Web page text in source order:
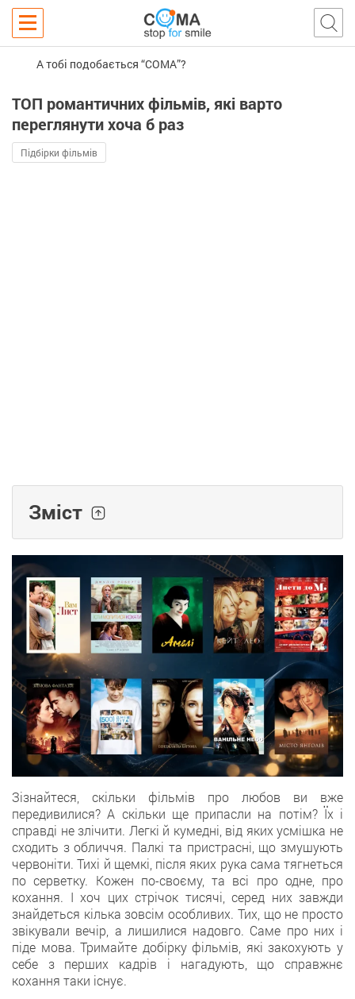
А тобі подобається “COMA”?
ТОП романтичних фільмів, які варто
переглянути хоча б раз
Підбірки фільмів
Зміст
Зізнайтеся, скільки фільмів про любов ви вже
передивилися? А скільки ще припасли на потім? Їх і
справді не злічити. Легкі й кумедні, від яких усмішка не
сходить з обличчя. Палкі та пристрасні, що змушують
червоніти. Тихі й щемкі, після яких рука сама тягнеться
по серветку. Кожен по-своєму, та всі про одне, про
кохання. І хоч цих стрічок тисячі, серед них завжди
знайдеться кілька зовсім особливих. Тих, що не просто
звікували вечір, а лишилися надовго. Саме про них і
піде мова. Тримайте добірку фільмів, які закохують у
себе з перших кадрів і нагадують, що справжнє
кохання таки існує.